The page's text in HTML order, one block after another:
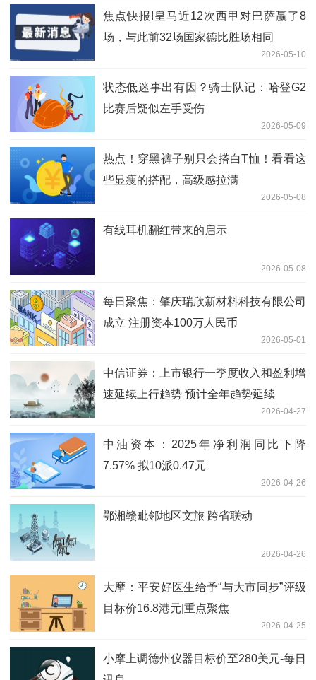
焦点快报!皇马近12次西甲对巴萨赢了8
场，与此前32场国家德比胜场相同
2026-05-10
状态低迷事出有因？骑士队记：哈登G2
比赛后疑似左手受伤
2026-05-09
热点！穿黑裤子别只会搭白T恤！看看这
些显瘦的搭配，高级感拉满
2026-05-08
有线耳机翻红带来的启示
2026-05-08
每日聚焦：肇庆瑞欣新材料科技有限公司
成立 注册资本100万人民币
2026-05-01
中信证券：上市银行一季度收入和盈利增
速延续上行趋势 预计全年趋势延续
2026-04-27
中油资本：2025年净利润同比下降
7.57% 拟10派0.47元
2026-04-26
鄂湘赣毗邻地区文旅 跨省联动
2026-04-26
大摩：平安好医生给予“与大市同步”评级
目标价16.8港元|重点聚焦
2026-04-25
小摩上调德州仪器目标价至280美元-每日